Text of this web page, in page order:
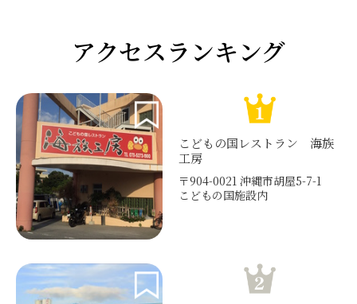
アクセスランキング
こどもの国レストラン 海族
工房
〒904-0021 沖縄市胡屋5-7-1
こどもの国施設内